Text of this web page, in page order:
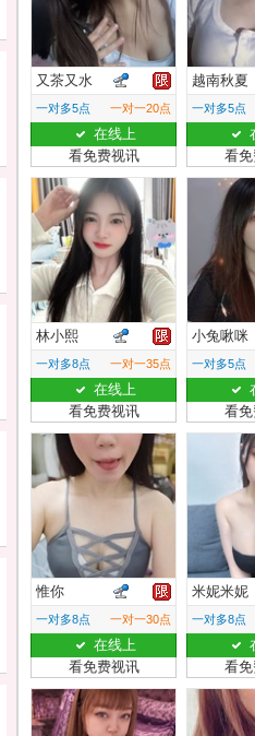
又茶又水
一对多5点 一对一20点
在线上
看免费视讯
越南秋夏
一对多5点
看
林小熙
一对多8点 一对一35点
在线上
看免费视讯
小兔啾咪
一对多5点
看
惟你
一对多8点 一对一30点
在线上
看免费视讯
米妮米妮
一对多8点
看